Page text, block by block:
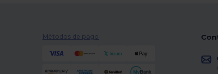
Métodos de pago